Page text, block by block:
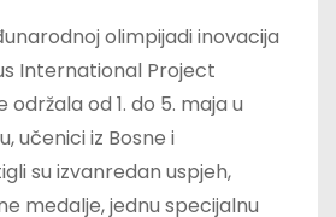
olimpijadi inovacija
International Project
od 1. do 5. maja u
učenici iz Bosne i
su izvanredan uspjeh,
medalje, jednu specijalnu